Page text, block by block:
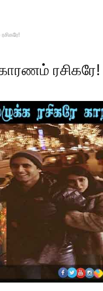
ரசிகரே!